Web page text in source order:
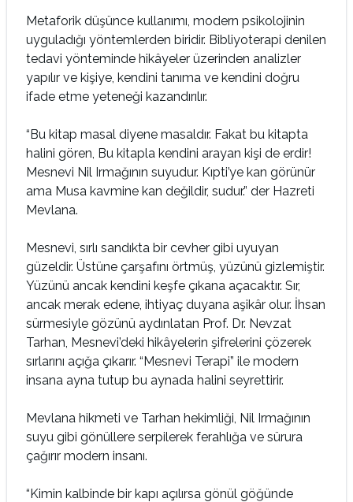
Metaforik düşünce kullanımı, modern psikolojinin
uyguladığı yöntemlerden biridir. Bibliyoterapi denilen
tedavi yönteminde hikâyeler üzerinden analizler
yapılır ve kişiye, kendini tanıma ve kendini doğru
ifade etme yeteneği kazandırılır.
“Bu kitap masal diyene masaldır. Fakat bu kitapta
halini gören, Bu kitapla kendini arayan kişi de erdir!
Mesnevi Nil Irmağının suyudur. Kıpti’ye kan görünür
ama Musa kavmine kan değildir, sudur.” der Hazreti
Mevlana.
Mesnevi, sırlı sandıkta bir cevher gibi uyuyan
güzeldir. Üstüne çarşafını örtmüş, yüzünü gizlemiştir.
Yüzünü ancak kendini keşfe çıkana açacaktır. Sır,
ancak merak edene, ihtiyaç duyana aşikâr olur. İhsan
sürmesiyle gözünü aydınlatan Prof. Dr. Nevzat
Tarhan, Mesnevi’deki hikâyelerin şifrelerini çözerek
sırlarını açığa çıkarır. “Mesnevi Terapi” ile modern
insana ayna tutup bu aynada halini seyrettirir.
Mevlana hikmeti ve Tarhan hekimliği, Nil Irmağının
suyu gibi gönüllere serpilerek ferahlığa ve sürura
çağırır modern insanı.
“Kimin kalbinde bir kapı açılırsa gönül göğünde